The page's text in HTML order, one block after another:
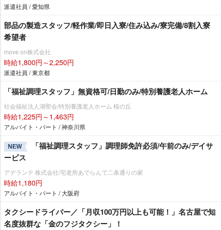
派遣社員 / 愛知県
部品の製造スタッフ/軽作業/即日入寮/住み込み/寮完備/8割入寮
希望者
move on株式会社
時給1,800円～2,250円
派遣社員 / 東京都
「福祉調理スタッフ」無資格可/日勤のみ/特別養護老人ホーム
社会福祉法人湖聖会/特別養護老人ホーム 桜の丘
時給1,225円～1,463円
アルバイト・パート / 神奈川県
NEW
「福祉調理スタッフ」調理師免許必須/午前のみ/デイサ
ービス
アデランテ 株式会社/宅老所あでらんて二条通りの家
時給1,180円
アルバイト・パート / 大阪府
タクシードライバー／「月収100万円以上も可能！」名古屋で知
名度抜群な「金のフジタクシー」！